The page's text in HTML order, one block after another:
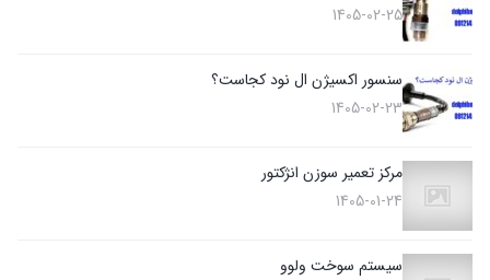
1405-02-25
سنسور اکسیژن ال نود کجاست؟
1405-02-23
مرکز تعمیر سوزن انژکتور
1405-01-24
سیستم سوخت ولوو